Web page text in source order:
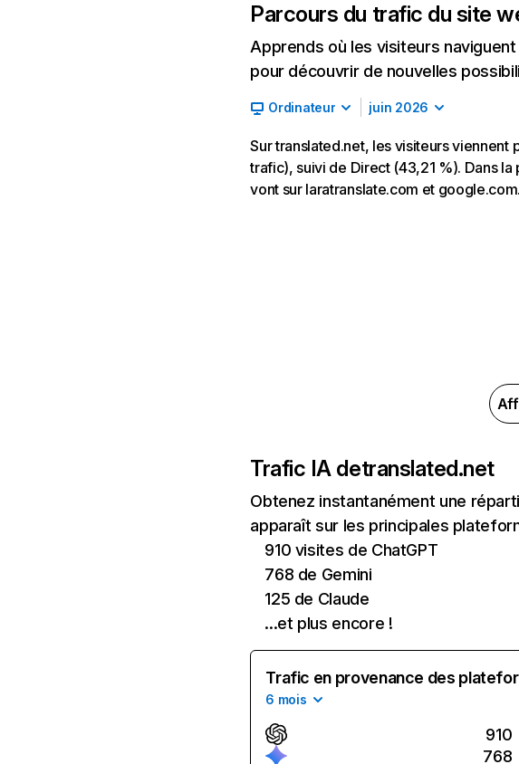
Parcours du trafic du site
Apprends où les visiteurs
pour découvrir de nouvelles
Ordinateur juin 2026
Sur translated.net, les visiteurs
trafic), suivi de Direct (43,21 %). Dans
vont sur laratranslate.com et
Trafic IA detranslated.net
Obtenez instantanément une
apparaît sur les principales
910 visites de ChatGPT
768 de Gemini
125 de Claude
...et plus encore !
Trafic en provenance des
6 mois
910
768